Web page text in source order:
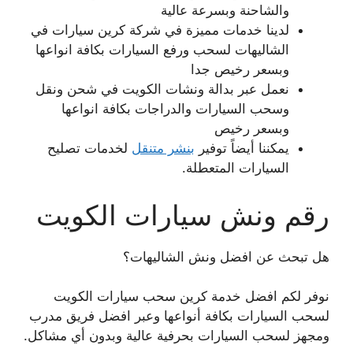
والشاحنة وبسرعة عالية
لدينا خدمات مميزة في شركة كرين سيارات في
الشاليهات لسحب ورفع السيارات بكافة انواعها
وبسعر رخيص جدا
نعمل عبر بدالة ونشات الكويت في شحن ونقل
وسحب السيارات والدراجات بكافة انواعها
وبسعر رخيص
يمكننا أيضاً توفير بنشر متنقل لخدمات تصليح
السيارات المتعطلة.
رقم ونش سيارات الكويت
هل تبحث عن افضل ونش الشاليهات؟
نوفر لكم افضل خدمة كرين سحب سيارات الكويت
لسحب السيارات بكافة أنواعها وعبر افضل فريق مدرب
ومجهز لسحب السيارات بحرفية عالية وبدون أي مشاكل.